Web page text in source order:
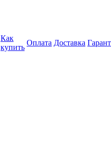
Как
купить
Оплата Доставка